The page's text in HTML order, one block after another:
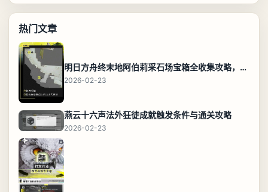
热门文章
明日方舟终末地阿伯莉采石场宝箱全收集攻略，全点位分布图与路线
2026-02-23
燕云十六声法外狂徒成就触发条件与通关攻略
2026-02-23